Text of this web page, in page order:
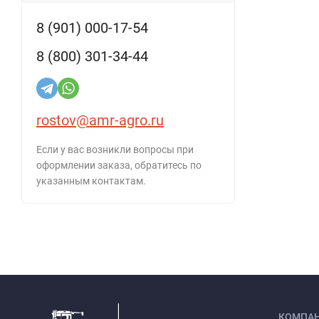
8 (901) 000-17-54
8 (800) 301-34-44
rostov@amr-agro.ru
Если у вас возникли вопросы при
оформлении заказа, обратитесь по
указанным контактам.